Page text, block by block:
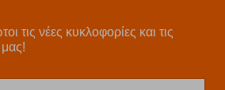
τις νέες κυκλοφορίες και τις